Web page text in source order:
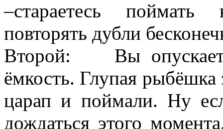
–стараетесь
повторять дубли
Второй: Вы
ёмкость. Глупая рыбёшка
царап и поймали. Ну
дождаться этого